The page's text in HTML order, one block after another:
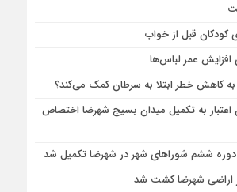
افزایش عمر لباس‌ها
کاهش خطر ابتلا به سرطان کمک می‌کند؟
اعتبار به تکمیل میدان بسیج شهرضا اختصاص